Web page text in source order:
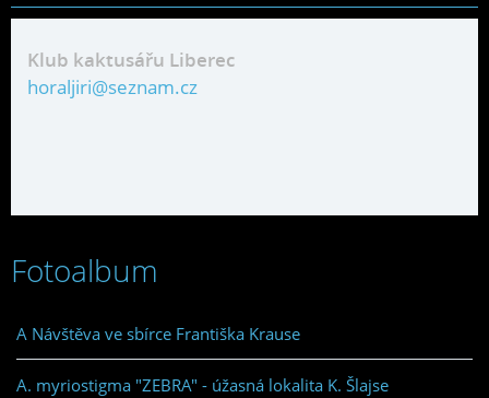
Klub kaktusářu Liberec
horaljiri@seznam.cz
Fotoalbum
A Návštěva ve sbírce Františka Krause
A. myriostigma "ZEBRA" - úžasná lokalita K. Šlajse